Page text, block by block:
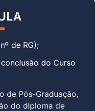
de RG);
do Curso
de Pós-Graduação,
do diploma de